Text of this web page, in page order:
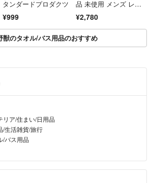
タンダードプロダクツ
¥999
品 未使用 メンズ レデ
¥2,780
獣のタオル/バス用品のおすすめ
リア/住まい/日用品
/生活雑貨/旅行
/バス用品